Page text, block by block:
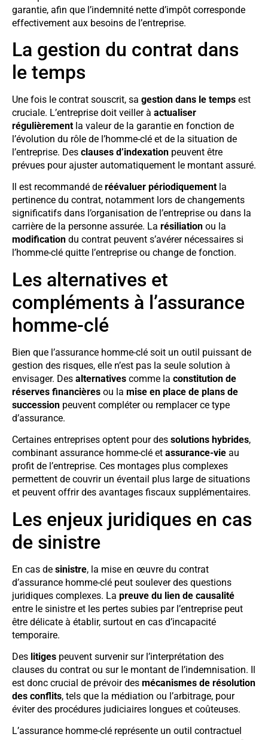
garantie, afin que l’indemnité nette d’impôt corresponde
effectivement aux besoins de l’entreprise.
La gestion du contrat dans
le temps
Une fois le contrat souscrit, sa gestion dans le temps est
cruciale. L’entreprise doit veiller à actualiser
régulièrement la valeur de la garantie en fonction de
l’évolution du rôle de l’homme-clé et de la situation de
l’entreprise. Des clauses d’indexation peuvent être
prévues pour ajuster automatiquement le montant assuré.
Il est recommandé de réévaluer périodiquement la
pertinence du contrat, notamment lors de changements
significatifs dans l’organisation de l’entreprise ou dans la
carrière de la personne assurée. La résiliation ou la
modification du contrat peuvent s’avérer nécessaires si
l’homme-clé quitte l’entreprise ou change de fonction.
Les alternatives et
compléments à l’assurance
homme-clé
Bien que l’assurance homme-clé soit un outil puissant de
gestion des risques, elle n’est pas la seule solution à
envisager. Des alternatives comme la constitution de
réserves financières ou la mise en place de plans de
succession peuvent compléter ou remplacer ce type
d’assurance.
Certaines entreprises optent pour des solutions hybrides,
combinant assurance homme-clé et assurance-vie au
profit de l’entreprise. Ces montages plus complexes
permettent de couvrir un éventail plus large de situations
et peuvent offrir des avantages fiscaux supplémentaires.
Les enjeux juridiques en cas
de sinistre
En cas de sinistre, la mise en œuvre du contrat
d’assurance homme-clé peut soulever des questions
juridiques complexes. La preuve du lien de causalité
entre le sinistre et les pertes subies par l’entreprise peut
être délicate à établir, surtout en cas d’incapacité
temporaire.
Des litiges peuvent survenir sur l’interprétation des
clauses du contrat ou sur le montant de l’indemnisation. Il
est donc crucial de prévoir des mécanismes de résolution
des conflits, tels que la médiation ou l’arbitrage, pour
éviter des procédures judiciaires longues et coûteuses.
L’assurance homme-clé représente un outil contractuel